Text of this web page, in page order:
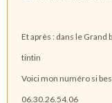
Et après : dans le Grand
tintin
Voici mon numéro si
06.30.26.54.06